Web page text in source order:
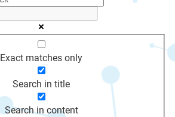
Exact matches only
Search in title
Search in content